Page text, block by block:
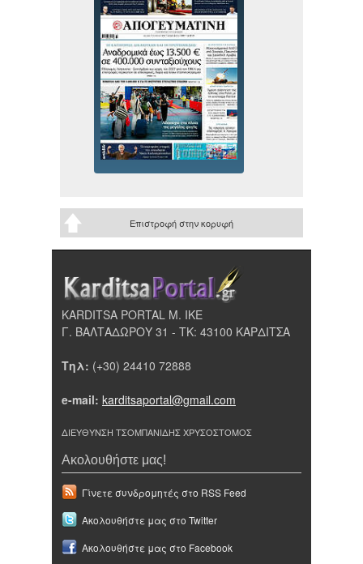
Επιστροφή στην κορυφή
KARDITSA PORTAL Μ. ΙΚΕ
Γ. ΒΑΛΤΑΔΩΡΟΥ 31 - ΤΚ: 43100 ΚΑΡΔΙΤΣΑ
Τηλ: (+30) 24410 72888
e-mail: karditsaportal@gmail.com
ΔΙΕΥΘΥΝΣΗ ΤΣΟΜΠΑΝΙΔΗΣ ΧΡΥΣΟΣΤΟΜΟΣ
Ακολουθήστε μας!
Γίνετε συνδρομητές στο RSS Feed
Ακολουθήστε μας στο Twitter
Ακολουθήστε μας στο Facebook